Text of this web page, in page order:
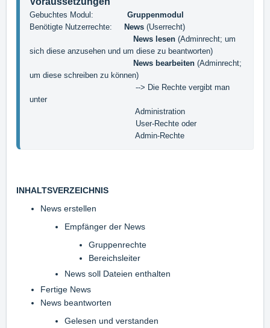
Gebuchtes Modul: Gruppenmodul
Benötigte Nutzerrechte:
News (Userrecht)
News lesen (Adminrecht; um
sich diese anzusehen und um diese zu beantworten)
News bearbeiten (Adminrecht;
um diese schreiben zu können)
unter
Administration
User-Rechte oder
Admin-Rechte
INHALTSVERZEICHNIS
News erstellen
Empfänger der News
Gruppenrechte
Bereichsleiter
News soll Dateien enthalten
Fertige News
News beantworten
Gelesen und verstanden